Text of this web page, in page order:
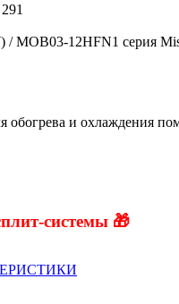
291
MOB03-12HFN1 серия
обогрева и охлаждения
системы 🎁